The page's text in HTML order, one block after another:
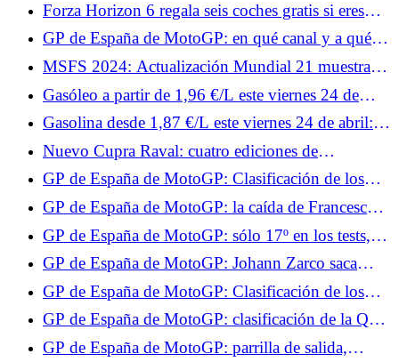
Forza Horizon 6 regala seis coches gratis si eres
fiel.
GP de España de MotoGP: en qué canal y a qué
hora ver los Test de este viernes
MSFS 2024: Actualización Mundial 21 muestra
todos los colores de Australia.
Gasóleo a partir de 1,96 €/L este viernes 24 de
abril: las estaciones preferidas para un repostaje por
debajo de 2,18 €/L en Francia
Gasolina desde 1,87 €/L este viernes 24 de abril:
las estaciones más baratas para repostar SP95-E10
Nuevo Cupra Raval: cuatro ediciones de
lanzamiento del deportivo urbano eléctrico, desde
34.870 €
GP de España de MotoGP: Clasificación de los
Libres 1, Johann Zarco en el Top 10, Fabio
Quartararo muy lejos
GP de España de MotoGP: la caída de Francesco
Bagnaia en vídeo, su Ducati vuelca
GP de España de MotoGP: sólo 17º en los tests,
Fabio Quartararo sigue decidido
GP de España de MotoGP: Johann Zarco saca
aspectos positivos de los tests, aunque se perdió la
Q2
GP de España de MotoGP: Clasificación de los
Libres 2, Johann Zarco en forma antes de la
clasificación
GP de España de MotoGP: clasificación de la Q1,
Johann Zarco gana su lugar en la Q2, no Fabio
Quartararo
GP de España de MotoGP: parrilla de salida,